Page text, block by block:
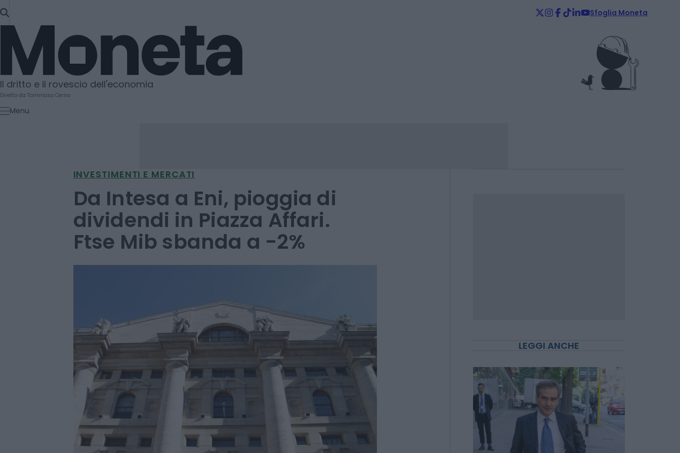
SKIP
TO
CONTENT
Sfoglia Moneta
Moneta
Il dritto e il rovescio dell'economia
Diretto da Tommaso Cerno
Menu
INVESTIMENTI E MERCATI
Da Intesa a Eni, pioggia di
dividendi in Piazza Affari.
Ftse Mib sbanda a -2%
LEGGI ANCHE